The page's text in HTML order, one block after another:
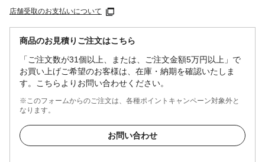
店舗受取のお支払いについて
商品のお見積りご注文はこちら
「ご注文数が31個以上、または、ご注文金額5万円以上」で
お買い上げご希望のお客様は、在庫・納期を確認いたしま
す。こちらよりお問い合わせください。
※このフォームからのご注文は、各種ポイントキャンペーン対象外と
なります。
お問い合わせ